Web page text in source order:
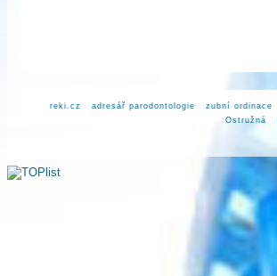
reki.cz adresář parodontologie zubní ordinace
Ostružná